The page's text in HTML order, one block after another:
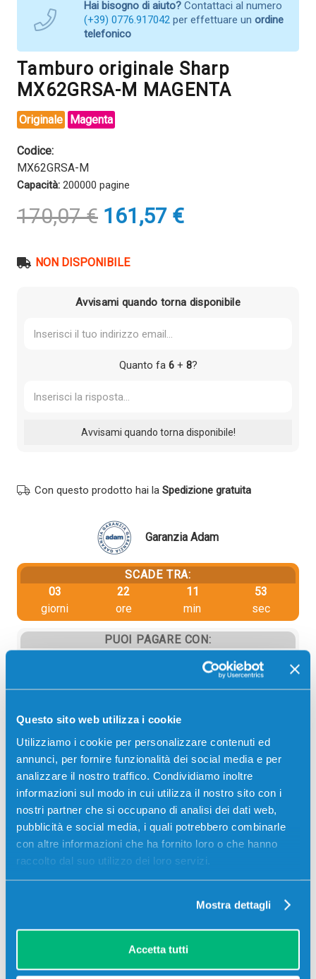
Questo sito web utilizza i cookie
Utilizziamo i cookie per personalizzare contenuti ed
annunci, per fornire funzionalità dei social media e per
analizzare il nostro traffico. Condividiamo inoltre
informazioni sul modo in cui utilizza il nostro sito con i
nostri partner che si occupano di analisi dei dati web,
pubblicità e social media, i quali potrebbero combinarle
con altre informazioni che ha fornito loro o che hanno
raccolto dal suo utilizzo dei loro servizi.
Mostra dettagli
Accetta tutti
Hai bisogno di aiuto? Contattaci al numero
(+39) 0776.917042 per effettuare un ordine
telefonico
Tamburo originale Sharp
MX62GRSA-M MAGENTA
Originale Magenta
Codice:
MX62GRSA-M
Capacità: 200000 pagine
170,07€ Il
prezzo
era:
161,57 €Il
prezzo
NON DISPONIBILE
Avvisami quando torna disponibile
Quanto fa 6+ 8?
Con questo prodotto hai la Spedizione gratuita
Garanzia Adam
SCADE TRA:
03
giorni
22
ore
11
min
53
sec
PUOI PAGARE CON:
Descrizione
Tamburo originale Sharp MX62GRSA-M MAGENTA
200000 pagine per Stampanti: Sharp MX6240N